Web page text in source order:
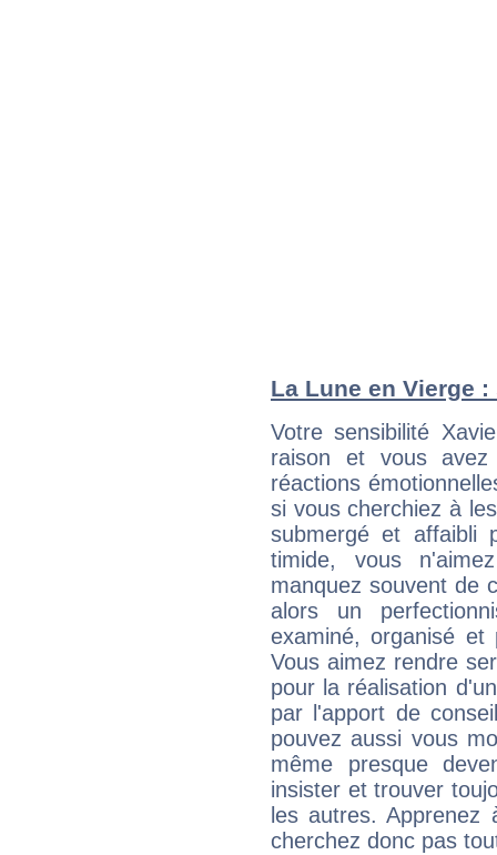
La Lune en Vierge
Votre sensibilité
raison et vous
réactions
si vous cherchiez à
submergé et affaibli
timide, vous
manquez souvent de
alors un
examiné, organisé et
Vous aimez rendre
pour la réalisation
par l'apport de
pouvez aussi vous
même presque
insister et trouver
les autres.
cherchez donc pas